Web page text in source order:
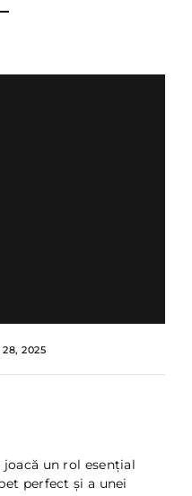
28, 2025
un rol esențial
perfect și a unei